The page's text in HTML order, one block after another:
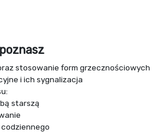
stosowanie form grzecznościowych
i ich sygnalizacja
starszą